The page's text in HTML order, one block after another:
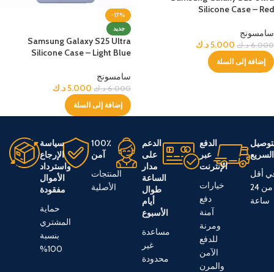
Silicone Case – Red
سامسونج
6.000 د.ك 5.000د.ك
إضافة إلى السلة
-17%
جديد
Samsung Galaxy S25 Ultra
Silicone Case – Light Blue
سامسونج
6.000 د.ك 5.000د.ك
إضافة إلى السلة
السريع
أقل
من 24
ساعة
الدفع
عبر
الإنترنت
خيارات
دفع
آمنة
ومرنة
للدفع
الآمن
والمرن
الدعم
على
مدار
الساعة
طوال
أيام
الأسبوع
مساعدة
غير
محدودة
100٪
آمن
المنتجات
الأصلية
سياسة
الإرجاع
واسترداد
الأموال
مفقودة
حماية
المشتري
بنسبة
100%